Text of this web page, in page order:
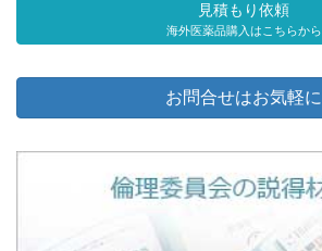
見積もり依頼
海外医薬品購入はこちらから
お問合せはお気軽に